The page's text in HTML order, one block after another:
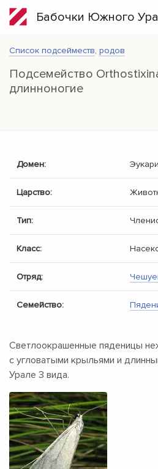
Бабочки Южного
Список подсейместв, родов
Подсемейство
длинноногие
Домен:
Царство:
Тип:
Класс:
Отряд:
Семейство:
Светлоокрашенные пяденицы
с угловатыми крыльями и
Урале 3 вида.